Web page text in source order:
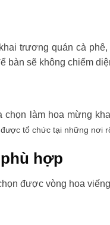
trương quán cà phê,
sẽ không chiếm
làm hoa mừng
tổ chức tại những nơi
hợp
được vòng hoa